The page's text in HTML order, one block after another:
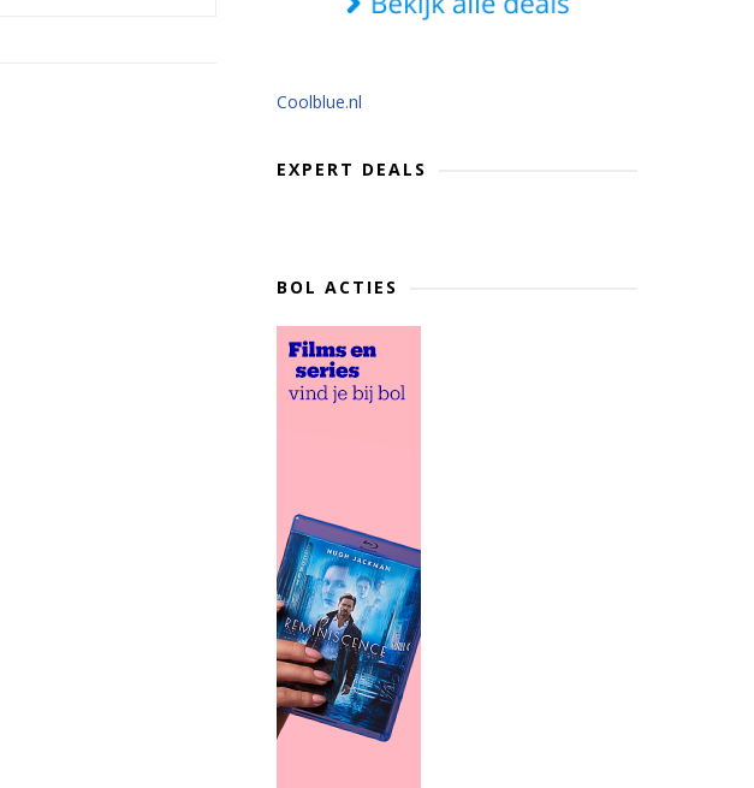
Coolblue.nl
EXPERT DEALS
BOL ACTIES